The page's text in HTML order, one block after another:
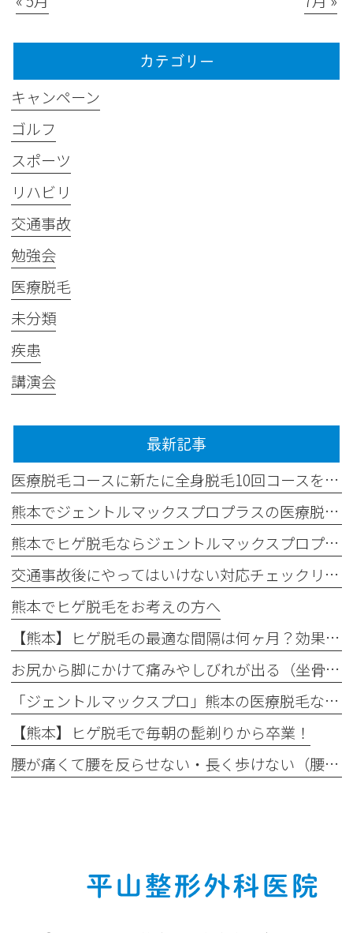
カテゴリー
キャンペーン
ゴルフ
スポーツ
リハビリ
交通事故
勉強会
医療脱毛
未分類
疾患
講演会
最新記事
医療脱毛コースに新たに全身脱毛10回コースを追加しました✨
熊本でジェントルマックスプロプラスの医療脱毛なら平山整形外科医院
熊本でヒゲ脱毛ならジェントルマックスプロプラス導入の平山整形外科医院へ
交通事故後にやってはいけない対応チェックリスト
熊本でヒゲ脱毛をお考えの方へ
【熊本】ヒゲ脱毛の最適な間隔は何ヶ月？効果が出る理想の回数と頻度
お尻から脚にかけて痛みやしびれが出る（坐骨神経痛）
「ジェントルマックスプロ」熊本の医療脱毛なら｜最新モデル「ジェントルマックスプロプラス」がおすすめ！
【熊本】ヒゲ脱毛で毎朝の髭剃りから卒業！
腰が痛くて腰を反らせない・長く歩けない（腰部脊柱管狭窄症）